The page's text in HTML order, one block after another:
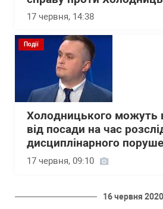
17 червня, 14:38
Події
Холодницького можуть
від посади на час
дисциплінарного
17 червня, 09:10
16 червня 2020